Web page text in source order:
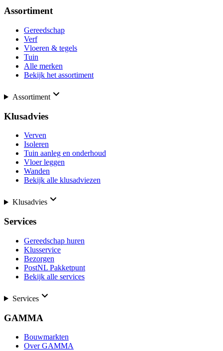
Assortiment
Gereedschap
Verf
Vloeren & tegels
Tuin
Alle merken
Bekijk het assortiment
Assortiment
Klusadvies
Verven
Isoleren
Tuin aanleg en onderhoud
Vloer leggen
Wanden
Bekijk alle klusadviezen
Klusadvies
Services
Gereedschap huren
Klusservice
Bezorgen
PostNL Pakketpunt
Bekijk alle services
Services
GAMMA
Bouwmarkten
Over GAMMA